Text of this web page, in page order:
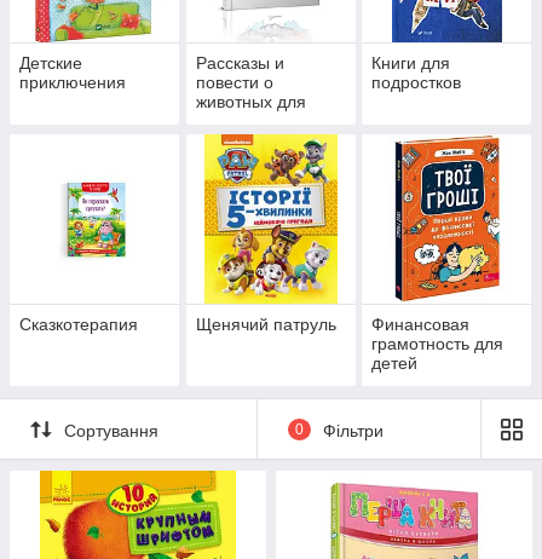
Детские
приключения
Рассказы и
повести о
животных для
Книги для
подростков
Сказкотерапия Щенячий патруль
Финансовая
грамотность для
детей
Сортування 0 Фільтри